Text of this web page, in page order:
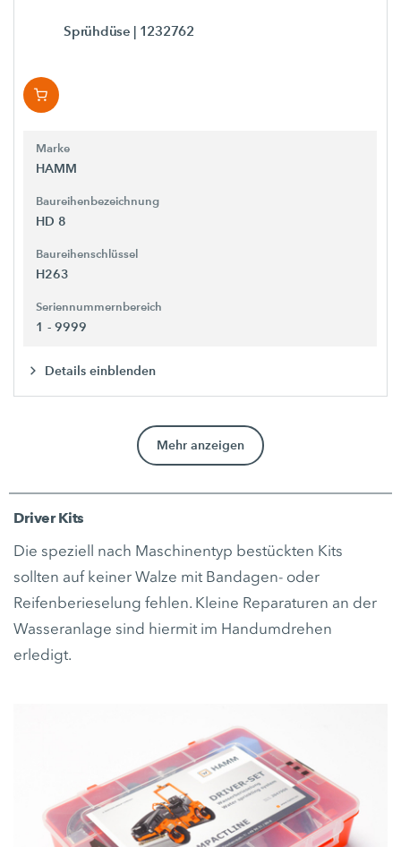
Sprühdüse | 1232762
Marke
HAMM
Baureihenbezeichnung
HD 8
Baureihenschlüssel
H263
Seriennummernbereich
1 - 9999
Details einblenden
Mehr anzeigen
Driver Kits
Die speziell nach Maschinentyp bestückten Kits
sollten auf keiner Walze mit Bandagen- oder
Reifenberieselung fehlen. Kleine Reparaturen an der
Wasseranlage sind hiermit im Handumdrehen
erledigt.